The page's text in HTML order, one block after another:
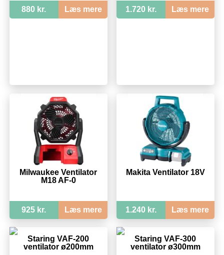
880 kr. Læs mere 1.720 kr. Læs mere
Milwaukee Ventilator
M18 AF-0
925 kr. Læs mere
Makita Ventilator 18V
1.240 kr. Læs mere
Staring VAF-200
ventilator ø200mm
Staring VAF-300
ventilator ø300mm